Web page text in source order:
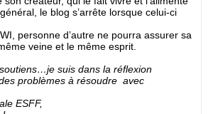
le blog s’arrête lorsque celui-ci
personne d’autre ne pourra assurer sa
veine et le même esprit.
suis dans la réflexion
problèmes à résoudre avec
ESFF,